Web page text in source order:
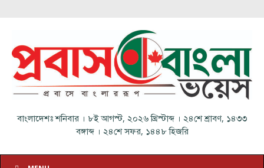
বাংলাদেশঃশনিবার । ৮ই আগস্ট, ২০২৬ খ্রিস্টাব্দ । ২৪শে শ্রাবণ, ১৪৩৩
বঙ্গাব্দ। ২৪শে সফর, ১৪৪৮ হিজরি